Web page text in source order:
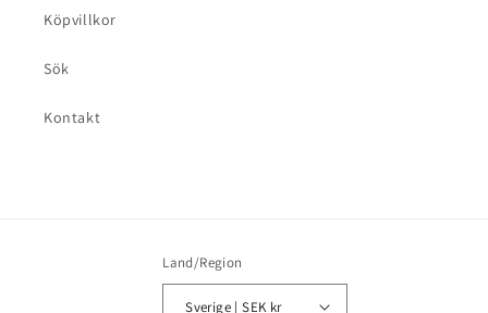
Köpvillkor
Sök
Kontakt
Land/Region
Sverige | SEK kr